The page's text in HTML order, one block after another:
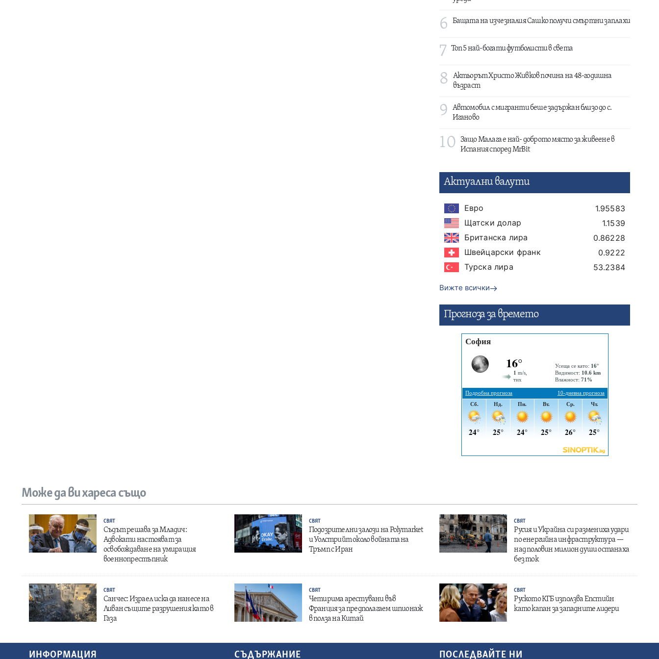
6 Бащата на изчезналия Сашко получи смъртни заплахи
7 Топ 5 най-богати футболисти в света
8
Актьорът Христо Живков почина на 48-годишна
възраст
9
Автомобил с мигранти беше задържан близо до с.
Иганово
10
Защо Малага е най- доброто място за живеене в
Испания според MrBit
Актуални валути
Евро
1.95583
Щатски долар
1.1539
Британска лира
0.86228
Швейцарски франк
0.9222
Турска лира
53.2384
Вижте всички
Прогнозa за времето
Може да ви хареса също
СВЯТ
Съдът решава за Младич:
Адвокати настояват за
освобождаване на умиращия
военнопрестъпник
СВЯТ
Подозрителни залози на Polymarket
и Уолстрийт около войната на
Тръмп с Иран
СВЯТ
Русия и Украйна си размениха удари
по енергийна инфраструктура —
над половин милион души останаха
без ток
СВЯТ
Санчес: Израел иска да нанесе на
Ливан същите разрушения като в
Газа
СВЯТ
Четирима арестувани във
Франция за предполагаем шпионаж
в полза на Китай
СВЯТ
Руското КГБ използва Епстийн
като капан за западните лидери
ИНФОРМАЦИЯ СЪДЪРЖАНИЕ ПОСЛЕДВАЙТЕ НИ